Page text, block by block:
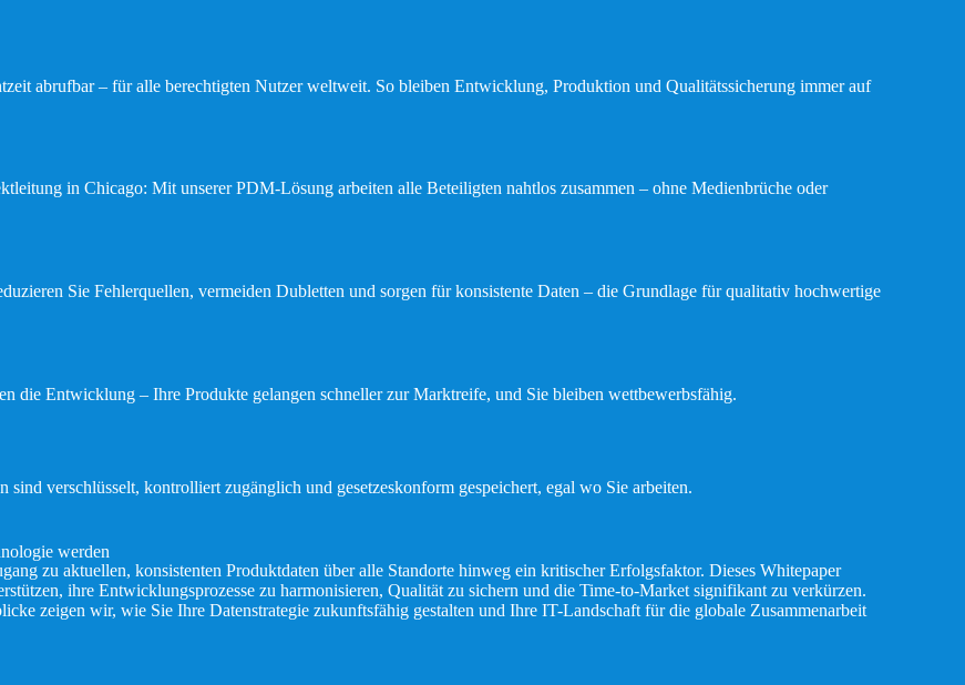
abrufbar – für alle berechtigten Nutzer weltweit. So bleiben Entwicklung, Produktion und Qualitätssicherung immer auf
in Chicago: Mit unserer PDM-Lösung arbeiten alle Beteiligten nahtlos zusammen – ohne Medienbrüche oder
Sie Fehlerquellen, vermeiden Dubletten und sorgen für konsistente Daten – die Grundlage für qualitativ hochwertige
die Entwicklung – Ihre Produkte gelangen schneller zur Marktreife, und Sie bleiben wettbewerbsfähig.
verschlüsselt, kontrolliert zugänglich und gesetzeskonform gespeichert, egal wo Sie arbeiten.
werden
zu aktuellen, konsistenten Produktdaten über alle Standorte hinweg ein kritischer Erfolgsfaktor. Dieses Whitepaper
ihre Entwicklungsprozesse zu harmonisieren, Qualität zu sichern und die Time-to-Market signifikant zu verkürzen.
zeigen wir, wie Sie Ihre Datenstrategie zukunftsfähig gestalten und Ihre IT-Landschaft für die globale Zusammenarbeit